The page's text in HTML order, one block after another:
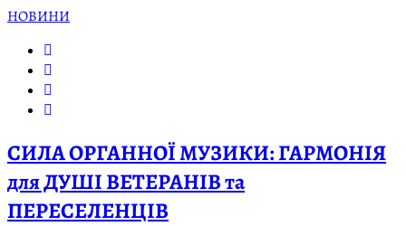
НОВИНИ
СИЛА ОРГАННОЇ МУЗИКИ: ГАРМОНІЯ
для ДУШІ ВЕТЕРАНІВ та
ПЕРЕСЕЛЕНЦІВ